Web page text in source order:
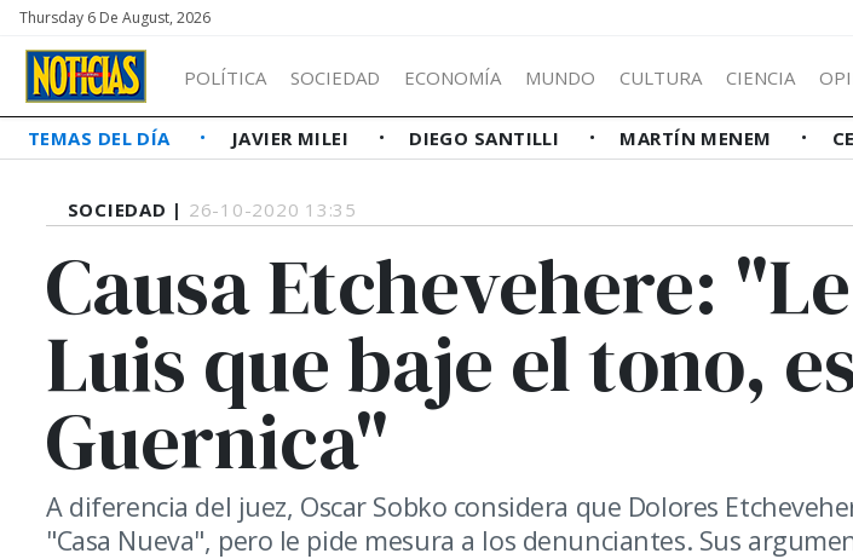
Thursday 6 De August, 2026
POLÍTICA SOCIEDAD ECONOMÍA MUNDO CULTURA CIENCIA
TEMAS DEL DÍA JAVIER MILEI DIEGO SANTILLI MARTÍN MENEM
SOCIEDAD | 26-10-2020 13:35
Causa Etchevehere:
Luis que baje el tono,
Guernica"
A diferencia del juez, Oscar Sobko considera que Dolores
"Casa Nueva", pero le pide mesura a los denunciantes. Sus